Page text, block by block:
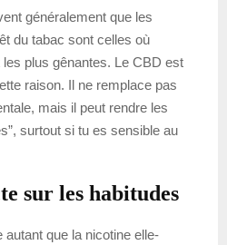
généralement que les
du tabac sont celles où
les plus gênantes. Le CBD est
raison. Il ne remplace pas
mais il peut rendre les
surtout si tu es sensible au
sur les habitudes
que la nicotine elle-